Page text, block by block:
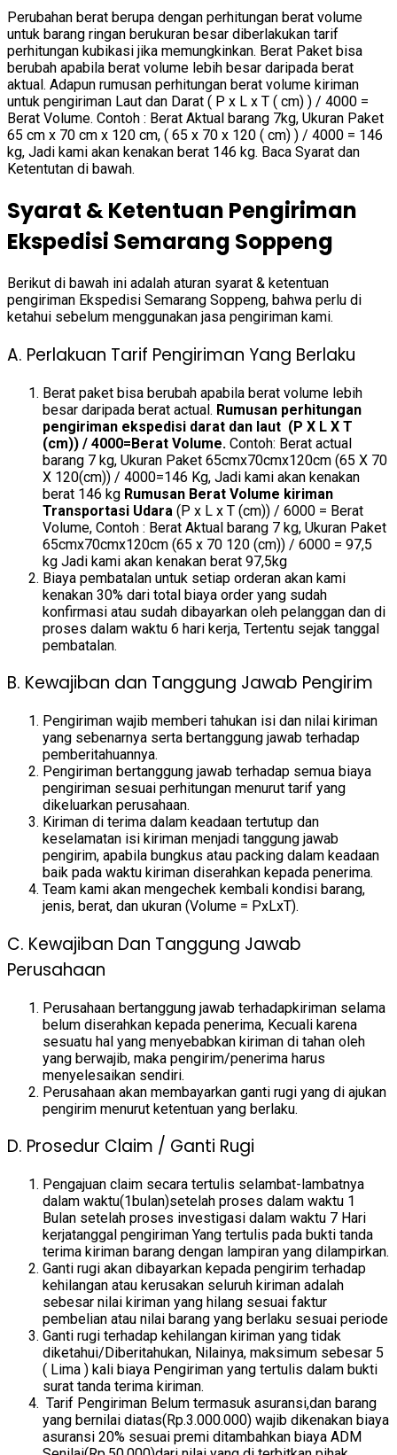
Perubahan berat berupa dengan perhitungan berat volume
untuk barang ringan berukuran besar diberlakukan tarif
perhitungan kubikasi jika memungkinkan. Berat Paket bisa
berubah apabila berat volume lebih besar daripada berat
aktual. Adapun rumusan perhitungan berat volume kiriman
untuk pengiriman Laut dan Darat ( P x L x T ( cm) ) / 4000 =
Berat Volume. Contoh : Berat Aktual barang 7kg, Ukuran Paket
65 cm x 70 cm x 120 cm, ( 65 x 70 x 120 ( cm) ) / 4000 = 146
kg, Jadi kami akan kenakan berat 146 kg. Baca Syarat dan
Ketentutan di bawah.
Syarat & Ketentuan Pengiriman
Ekspedisi Semarang Soppeng
Berikut di bawah ini adalah aturan syarat & ketentuan
pengiriman Ekspedisi Semarang Soppeng, bahwa perlu di
ketahui sebelum menggunakan jasa pengiriman kami.
A. Perlakuan Tarif Pengiriman Yang Berlaku
Berat paket bisa berubah apabila berat volume lebih
besar daripada berat actual. Rumusan perhitungan
pengiriman ekspedisi darat dan laut (P X L X T
(cm)) / 4000=Berat Volume. Contoh: Berat actual
barang 7 kg, Ukuran Paket 65cmx70cmx120cm (65 X 70
X 120(cm)) / 4000=146 Kg, Jadi kami akan kenakan
berat 146 kg Rumusan Berat Volume kiriman
Transportasi Udara (P x L x T (cm)) / 6000 = Berat
Volume, Contoh : Berat Aktual barang 7 kg, Ukuran Paket
65cmx70cmx120cm (65 x 70 120 (cm)) / 6000 = 97,5
kg Jadi kami akan kenakan berat 97,5kg
Biaya pembatalan untuk setiap orderan akan kami
kenakan 30% dari total biaya order yang sudah
konfirmasi atau sudah dibayarkan oleh pelanggan dan di
proses dalam waktu 6 hari kerja, Tertentu sejak tanggal
pembatalan.
B. Kewajiban dan Tanggung Jawab Pengirim
Pengiriman wajib memberi tahukan isi dan nilai kiriman
yang sebenarnya serta bertanggung jawab terhadap
pemberitahuannya.
Pengiriman bertanggung jawab terhadap semua biaya
pengiriman sesuai perhitungan menurut tarif yang
dikeluarkan perusahaan.
Kiriman di terima dalam keadaan tertutup dan
keselamatan isi kiriman menjadi tanggung jawab
pengirim, apabila bungkus atau packing dalam keadaan
baik pada waktu kiriman diserahkan kepada penerima.
Team kami akan mengechek kembali kondisi barang,
jenis, berat, dan ukuran (Volume = PxLxT).
C. Kewajiban Dan Tanggung Jawab
Perusahaan
Perusahaan bertanggung jawab terhadapkiriman selama
belum diserahkan kepada penerima, Kecuali karena
sesuatu hal yang menyebabkan kiriman di tahan oleh
yang berwajib, maka pengirim/penerima harus
menyelesaikan sendiri.
Perusahaan akan membayarkan ganti rugi yang di ajukan
pengirim menurut ketentuan yang berlaku.
D. Prosedur Claim / Ganti Rugi
Pengajuan claim secara tertulis selambat-lambatnya
dalam waktu(1bulan)setelah proses dalam waktu 1
Bulan setelah proses investigasi dalam waktu 7 Hari
kerjatanggal pengiriman Yang tertulis pada bukti tanda
terima kiriman barang dengan lampiran yang dilampirkan.
Ganti rugi akan dibayarkan kepada pengirim terhadap
kehilangan atau kerusakan seluruh kiriman adalah
sebesar nilai kiriman yang hilang sesuai faktur
pembelian atau nilai barang yang berlaku sesuai periode
Ganti rugi terhadap kehilangan kiriman yang tidak
diketahui/Diberitahukan, Nilainya, maksimum sebesar 5
( Lima ) kali biaya Pengiriman yang tertulis dalam bukti
surat tanda terima kiriman.
Tarif Pengiriman Belum termasuk asuransi,dan barang
yang bernilai diatas(Rp.3.000.000) wajib dikenakan biaya
asuransi 20% sesuai premi ditambahkan biaya ADM